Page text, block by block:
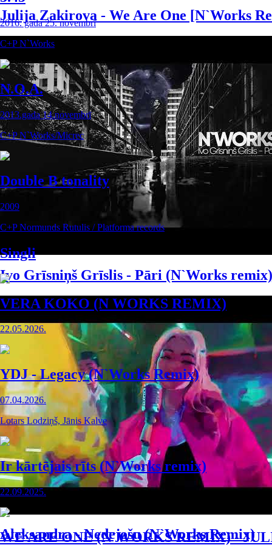
2016. gada 25. novembrī
C+P N`Works
N.O.A.
2013.gada 14.novembrī
C+P N`Works/Micrec
Double B tonality
2009
C+P Normunds Rutulis / Platforma records
Singli
VERA KOKO (N WORKS REMIX)
22.05.2026.
YDJ - Legacy (N`Works Remix)
07.04.2026.
Lotars Lodziņš, Jānis Kalve
Ir kārtējais rīts (N`Works remix)
22.09.2025.
WE ARE ONE (N`WORKS REMIX) -
Julija Zakirova - We Are One [N`Works
Ivo Grīsniņš Grīslis - Pāri (N`Works remix)
Aleksandra - Nedejošu (N`Works Remix)